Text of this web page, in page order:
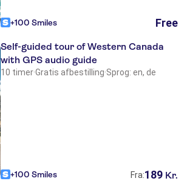
+100 Smiles Free
Self-guided tour of Western Canada
with GPS audio guide
10 timer·Gratis afbestilling·Sprog: en, de
+100 Smiles Fra:189 Kr.